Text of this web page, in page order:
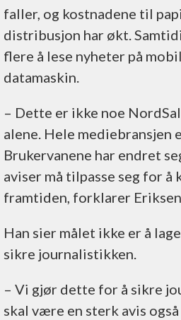
faller, og kostnadene til
distribusjon har økt.
flere å lese nyheter på
datamaskin.
– Dette er ikke noe
alene. Hele mediebransjen
Brukervanene har endret
aviser må tilpasse seg for å
framtiden, forklarer
Han sier målet ikke er å
sikre journalistikken.
– Vi gjør dette for å sikre
skal være en sterk avis